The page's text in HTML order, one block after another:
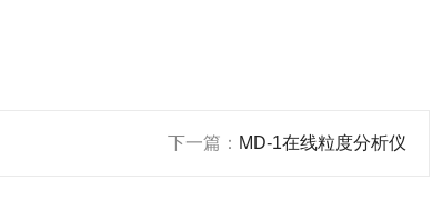
下一篇： MD-1在线粒度分析仪